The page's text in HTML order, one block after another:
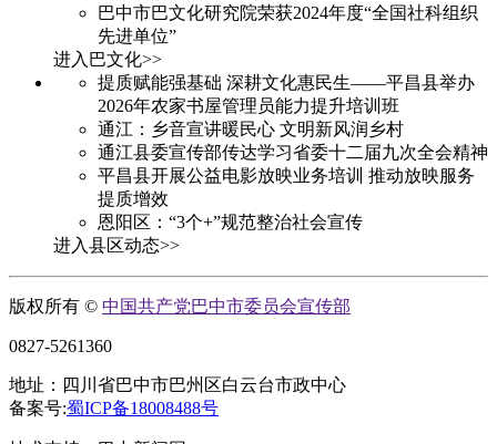
巴中市巴文化研究院荣获2024年度“全国社科组织
先进单位”
进入巴文化>>
提质赋能强基础 深耕文化惠民生——平昌县举办
2026年农家书屋管理员能力提升培训班
通江：乡音宣讲暖民心 文明新风润乡村
通江县委宣传部传达学习省委十二届九次全会精神
平昌县开展公益电影放映业务培训 推动放映服务
提质增效
恩阳区：“3个+”规范整治社会宣传
进入县区动态>>
版权所有 © 中国共产党巴中市委员会宣传部
0827-5261360
地址：四川省巴中市巴州区白云台市政中心
备案号:蜀ICP备18008488号